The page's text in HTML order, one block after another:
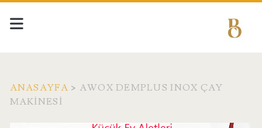
ANASAYFA > AWOX DEMPLUS INOX ÇAY
MAKINESI